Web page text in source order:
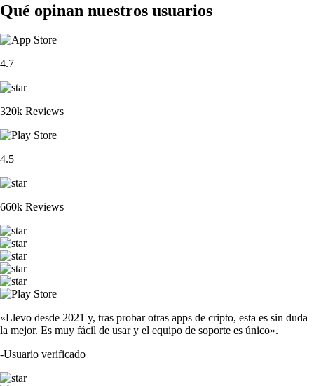
Qué opinan nuestros usuarios
4.7
320k Reviews
4.5
660k Reviews
«Llevo desde 2021 y, tras probar otras apps de cripto, esta es sin duda
la mejor. Es muy fácil de usar y el equipo de soporte es único».
-Usuario verificado